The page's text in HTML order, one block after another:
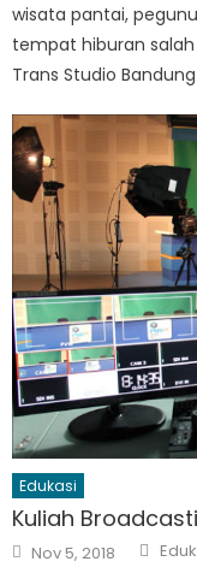
wisata pantai,
tempat hiburan
Trans Studio
Edukasi
Kuliah
Posted
on
Nov 5, 2018